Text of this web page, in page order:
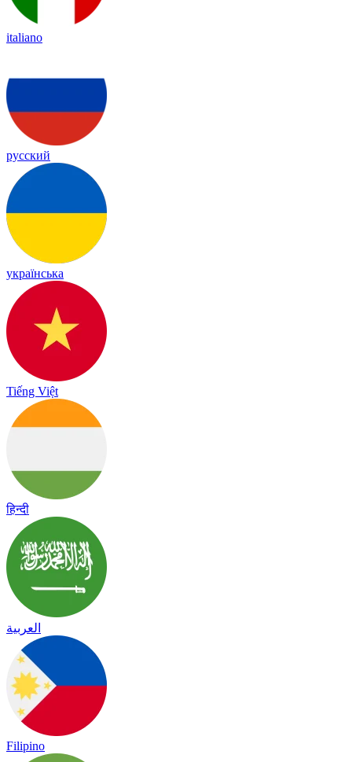
italiano
русский
українська
Tiếng Việt
हिन्दी
العربية
Filipino